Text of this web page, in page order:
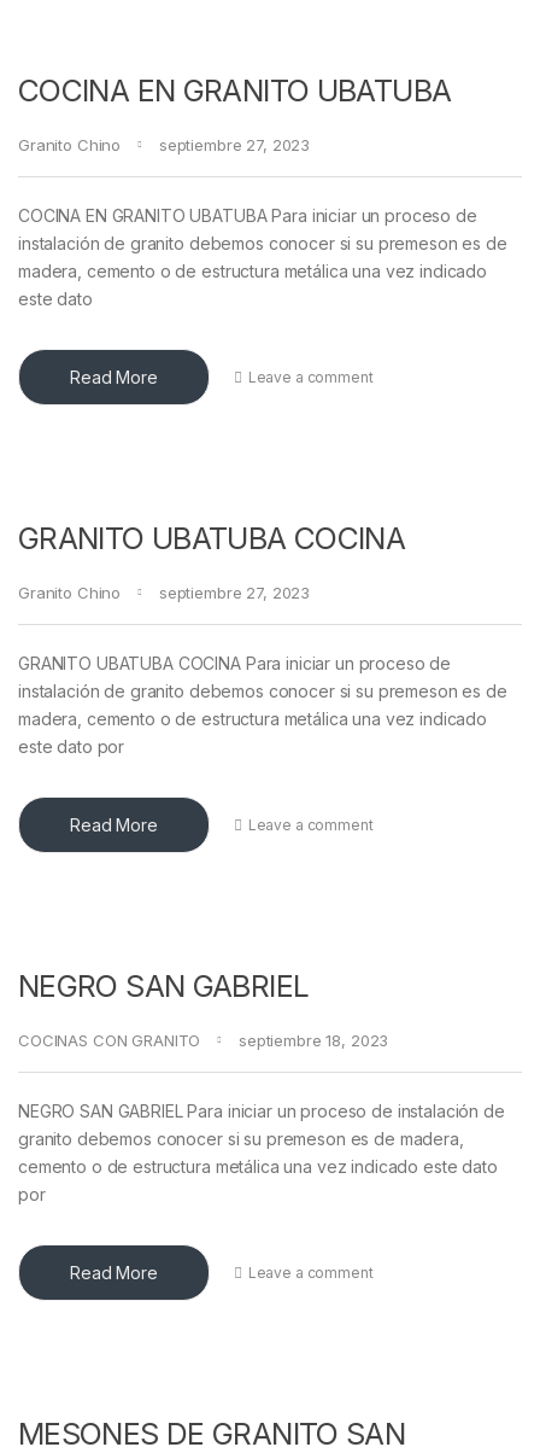
COCINA EN GRANITO UBATUBA
Granito Chino septiembre 27, 2023
COCINA EN GRANITO UBATUBA Para iniciar un proceso de
instalación de granito debemos conocer si su premeson es de
madera, cemento o de estructura metálica una vez indicado
este dato
Read More Leave a comment
GRANITO UBATUBA COCINA
Granito Chino septiembre 27, 2023
GRANITO UBATUBA COCINA Para iniciar un proceso de
instalación de granito debemos conocer si su premeson es de
madera, cemento o de estructura metálica una vez indicado
este dato por
Read More Leave a comment
NEGRO SAN GABRIEL
COCINAS CON GRANITO septiembre 18, 2023
NEGRO SAN GABRIEL Para iniciar un proceso de instalación de
granito debemos conocer si su premeson es de madera,
cemento o de estructura metálica una vez indicado este dato
por
Read More Leave a comment
MESONES DE GRANITO SAN